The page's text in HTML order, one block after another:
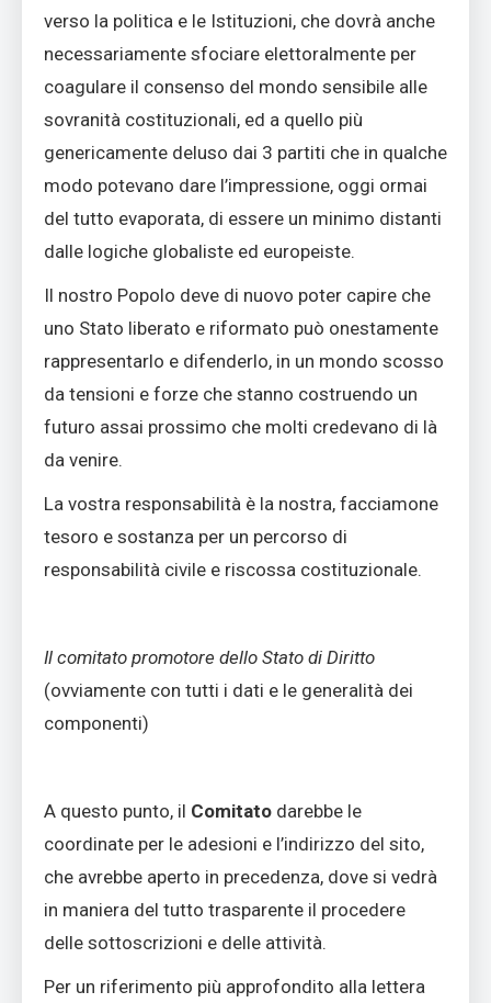
verso la politica e le Istituzioni, che dovrà anche
necessariamente sfociare elettoralmente per
coagulare il consenso del mondo sensibile alle
sovranità costituzionali, ed a quello più
genericamente deluso dai 3 partiti che in qualche
modo potevano dare l’impressione, oggi ormai
del tutto evaporata, di essere un minimo distanti
dalle logiche globaliste ed europeiste.
Il nostro Popolo deve di nuovo poter capire che
uno Stato liberato e riformato può onestamente
rappresentarlo e difenderlo, in un mondo scosso
da tensioni e forze che stanno costruendo un
futuro assai prossimo che molti credevano di là
da venire.
La vostra responsabilità è la nostra, facciamone
tesoro e sostanza per un percorso di
responsabilità civile e riscossa costituzionale.
Il comitato promotore dello Stato di Diritto
(ovviamente con tutti i dati e le generalità dei
componenti)
A questo punto, il Comitato darebbe le
coordinate per le adesioni e l’indirizzo del sito,
che avrebbe aperto in precedenza, dove si vedrà
in maniera del tutto trasparente il procedere
delle sottoscrizioni e delle attività.
Per un riferimento più approfondito alla lettera